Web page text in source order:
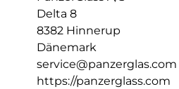
Delta 8
8382 Hinnerup
Dänemark
service@panzerglas.com
https://panzerglass.com